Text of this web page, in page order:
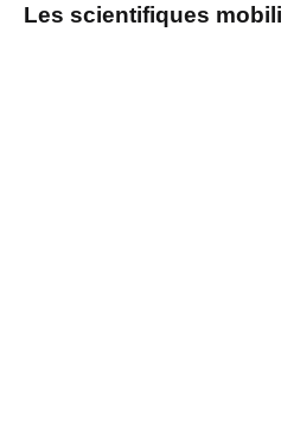
Les scientifiques